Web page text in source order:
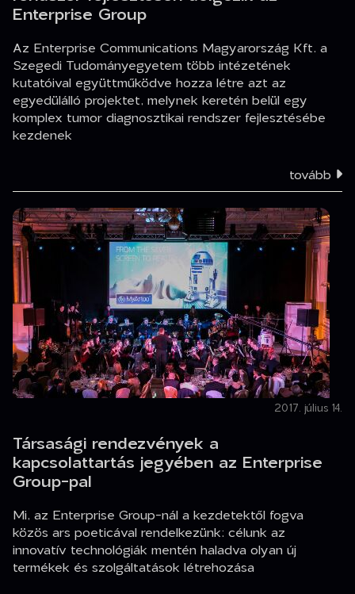
Enterprise Group
Az Enterprise Communications Magyarország Kft. a
Szegedi Tudományegyetem több intézetének
kutatóival együttműködve hozza létre azt az
egyedülálló projektet, melynek keretén belül egy
komplex tumor diagnosztikai rendszer fejlesztésébe
kezdenek
tovább
2017. július 14.
Társasági rendezvények a
kapcsolattartás jegyében az Enterprise
Group-pal
Mi, az Enterprise Group-nál a kezdetektől fogva
közös ars poeticával rendelkezünk: célunk az
innovatív technológiák mentén haladva olyan új
termékek és szolgáltatások létrehozása